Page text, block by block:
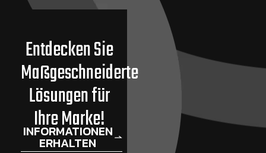
Entdecken Sie
Maßgeschneiderte
Lösungen für
Ihre Marke!
INFORMATIONEN
ERHALTEN